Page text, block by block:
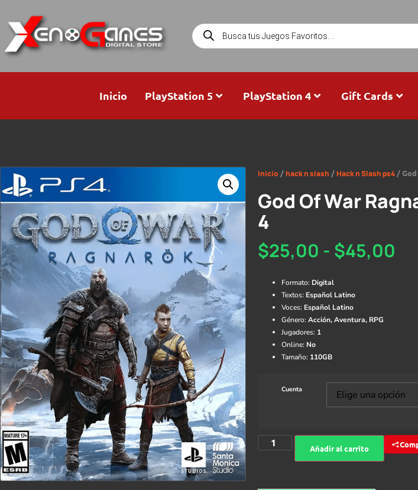
Inicio PlayStation 5 PlayStation 4 Gift Cards
Inicio /hack n slash /Hack n Slash ps4/ God
God Of War
4
$25,00 - $45,00
Formato: Digital
Textos: Español Latino
Voces: Español Latino
Género: Acción, Aventura, RPG
Jugadores: 1
Online: No
Tamaño: 110GB
Cuenta
Añadir al carrito